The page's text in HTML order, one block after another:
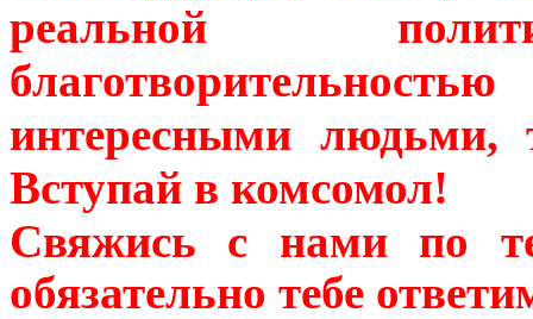
реальной
интересными людьми,
Вступай в комсомол!
Свяжись с нами по
обязательно тебе